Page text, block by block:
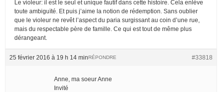
Le violeur: il est le seul et unique fautif dans cette histoire. Cela enlève
toute ambiguïté. Et puis j’aime la notion de rédemption. Sans oublier
que le violeur ne revêt l’aspect du paria surgissant au coin d’une rue,
mais du respectable père de famille. Ce qui est tout de même plus
dérangeant.
25 février 2016 à 19 h 14 min #33818
RÉPONDRE
Anne, ma soeur Anne
Invité